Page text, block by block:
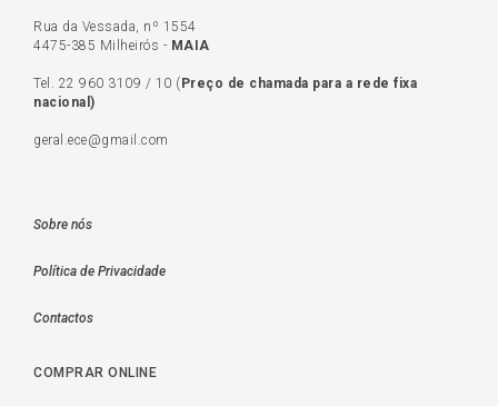
Rua da Vessada, nº 1554
4475-385 Milheirós - MAIA
Tel. 22 960 3109 / 10 ( Preço de c hamada para a rede fixa
nacional)
geral.ece@gmail.com
Sobre nós
Política de Privacidade
Contactos
COMPRAR ONLINE